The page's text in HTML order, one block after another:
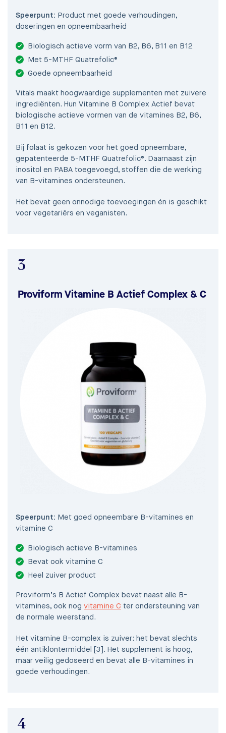
Speerpunt: Product met goede verhoudingen,
doseringen en opneembaarheid
Biologisch actieve vorm van B2, B6, B11 en B12
Met 5-MTHF Quatrefolic®
Goede opneembaarheid
Vitals maakt hoogwaardige supplementen met zuivere
ingrediënten. Hun Vitamine B Complex Actief bevat
biologische actieve vormen van de vitamines B2, B6,
B11 en B12.
Bij folaat is gekozen voor het goed opneembare,
gepatenteerde 5-MTHF Quatrefolic®. Daarnaast zijn
inositol en PABA toegevoegd, stoffen die de werking
van B-vitamines ondersteunen.
Het bevat geen onnodige toevoegingen én is geschikt
voor vegetariërs en veganisten.
3
Proviform Vitamine B Actief Complex & C
Speerpunt: Met goed opneembare B-vitamines en
vitamine C
Biologisch actieve B-vitamines
Bevat ook vitamine C
Heel zuiver product
Proviform’s B Actief Complex bevat naast alle B-
vitamines, ook nog vitamine C ter ondersteuning van
de normale weerstand.
Het vitamine B-complex is zuiver: het bevat slechts
één antiklontermiddel [3]. Het supplement is hoog,
maar veilig gedoseerd en bevat alle B-vitamines in
goede verhoudingen.
4